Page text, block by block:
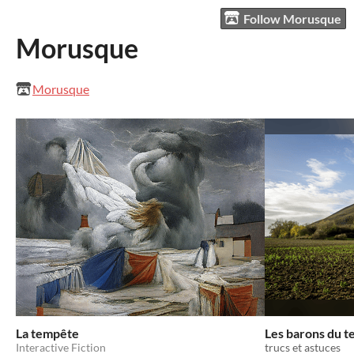
Follow Morusque
Morusque
Morusque
La tempête
Interactive Fiction
Les barons du
trucs et astuces